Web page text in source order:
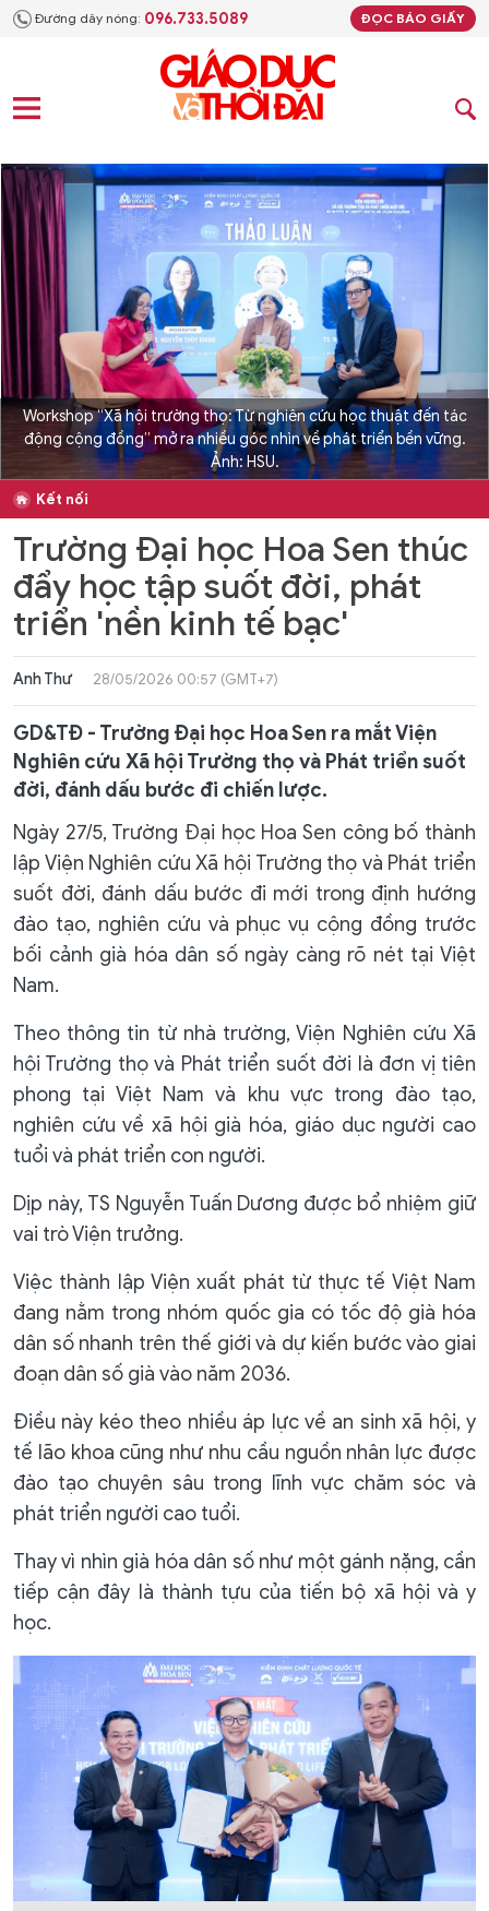
Đường dây nóng: 096.733.5089 ĐỌC BÁO GIẤY
Workshop “Xã hội trường thọ: Từ nghiên cứu học thuật đến tác
động cộng đồng” mở ra nhiều góc nhìn về phát triển bền vững.
Ảnh: HSU.
Kết nối
Trường Đại học Hoa Sen thúc
đẩy học tập suốt đời, phát
triển 'nền kinh tế bạc'
Anh Thư 28/05/2026 00:57 (GMT+7)
GD&TĐ - Trường Đại học Hoa Sen ra mắt Viện
Nghiên cứu Xã hội Trường thọ và Phát triển suốt
đời, đánh dấu bước đi chiến lược.
Ngày 27/5, Trường Đại học Hoa Sen công bố thành
lập Viện Nghiên cứu Xã hội Trường thọ và Phát triển
suốt đời, đánh dấu bước đi mới trong định hướng
đào tạo, nghiên cứu và phục vụ cộng đồng trước
bối cảnh già hóa dân số ngày càng rõ nét tại Việt
Nam.
Theo thông tin từ nhà trường, Viện Nghiên cứu Xã
hội Trường thọ và Phát triển suốt đời là đơn vị tiên
phong tại Việt Nam và khu vực trong đào tạo,
nghiên cứu về xã hội già hóa, giáo dục người cao
tuổi và phát triển con người.
Dịp này, TS Nguyễn Tuấn Dương được bổ nhiệm giữ
vai trò Viện trưởng.
Việc thành lập Viện xuất phát từ thực tế Việt Nam
đang nằm trong nhóm quốc gia có tốc độ già hóa
dân số nhanh trên thế giới và dự kiến bước vào giai
đoạn dân số già vào năm 2036.
Điều này kéo theo nhiều áp lực về an sinh xã hội, y
tế lão khoa cũng như nhu cầu nguồn nhân lực được
đào tạo chuyên sâu trong lĩnh vực chăm sóc và
phát triển người cao tuổi.
Thay vì nhìn già hóa dân số như một gánh nặng, cần
tiếp cận đây là thành tựu của tiến bộ xã hội và y
học.